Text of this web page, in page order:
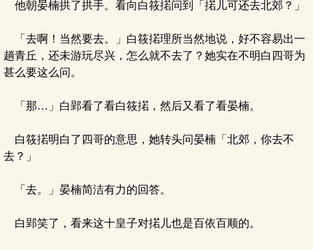
他朝晏楠拱了拱手。看向白筱掿问到「掿儿可还去北郊？」
「去啊！当然要去。」白筱掿理所当然地说，好不容易出一
趟青丘，还未游玩尽兴，怎么就不去了？她实在不明白四哥为
甚么要这么问。
「那…」白郢看了看白筱掿，然后又看了看晏楠。
白筱掿明白了四哥的意思，她转头问晏楠「北郊，你去不
去？」
「去。」晏楠简洁有力的回答。
白郢笑了，看来这十皇子对掿儿也是百依百顺的。